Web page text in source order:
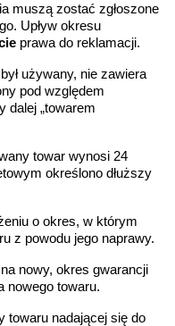
muszą zostać zgłoszone
Upływ okresu
prawa do reklamacji.
używany, nie zawiera
pod względem
dalej „towarem
towar wynosi 24
określono dłuższy
o okres, w którym
z powodu jego naprawy.
nowy, okres gwarancji
nowego towaru.
towaru nadającej się do